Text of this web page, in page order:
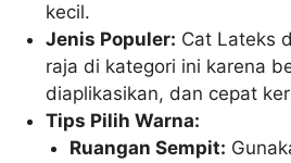
kecil.
Jenis Populer: Cat Lateks
raja di kategori ini karena
diaplikasikan, dan cepat
Tips Pilih Warna:
Ruangan Sempit: